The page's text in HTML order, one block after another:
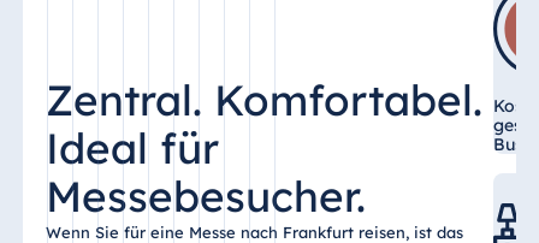
Zentral. Komfortabel.
Ideal für
Messebesucher.
Wenn Sie für eine Messe nach Frankfurt reisen, ist das